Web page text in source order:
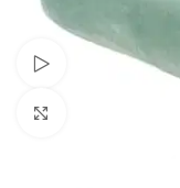
Schau Video